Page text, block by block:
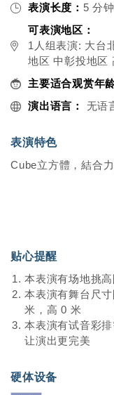
表演长度： 5 分钟
可表演地区：
1人组表演: 大台
地区 中彰投地区
主要适合观赏年
演出语言：
无语
表演特色
Cube立方體，結合
贴心提醒
本表演有场地挑
本表演有舞台尺
米，高 0 米
本表演有试音彩
让演出更完美
硬体设备